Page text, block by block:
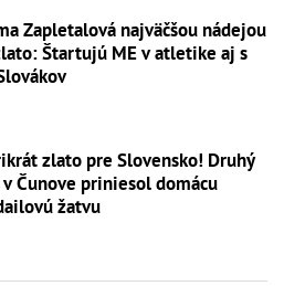
Zapletalová najväčšou nádejou
Štartujú ME v atletike aj s
zlato pre Slovensko! Druhý
Čunove priniesol domácu
žatvu